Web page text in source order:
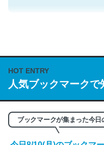
説してる記事が少ないの
https://
/064121
─GPTの仕組みと限界につい
HOT ENTRY
人気ブックマークで
ブックマークが集まった今日